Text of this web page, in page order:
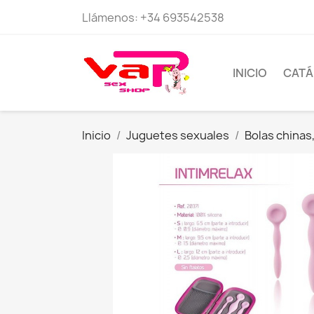
Llámenos: +34 693542538
INICIO
Inicio Juguetes sexuales Bolas